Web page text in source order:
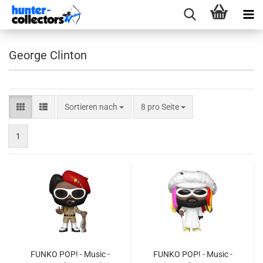
George Clinton
Sortieren nach
Sortieren nach 8 pro Seite
pro Seite
1
FUNKO POP! - Music -
FUNKO POP! - Music -